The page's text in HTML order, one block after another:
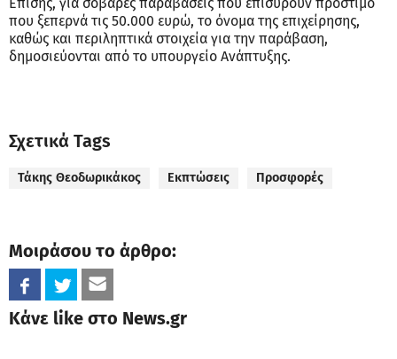
που ξεπερνά τις 50.000 ευρώ, το όνομα της επιχείρησης,
καθώς και περιληπτικά στοιχεία για την παράβαση,
δημοσιεύονται από το υπουργείο Ανάπτυξης.
Σχετικά Tags
Τάκης Θεοδωρικάκος Εκπτώσεις Προσφορές
Μοιράσου το άρθρο:
Κάνε like στο News.gr